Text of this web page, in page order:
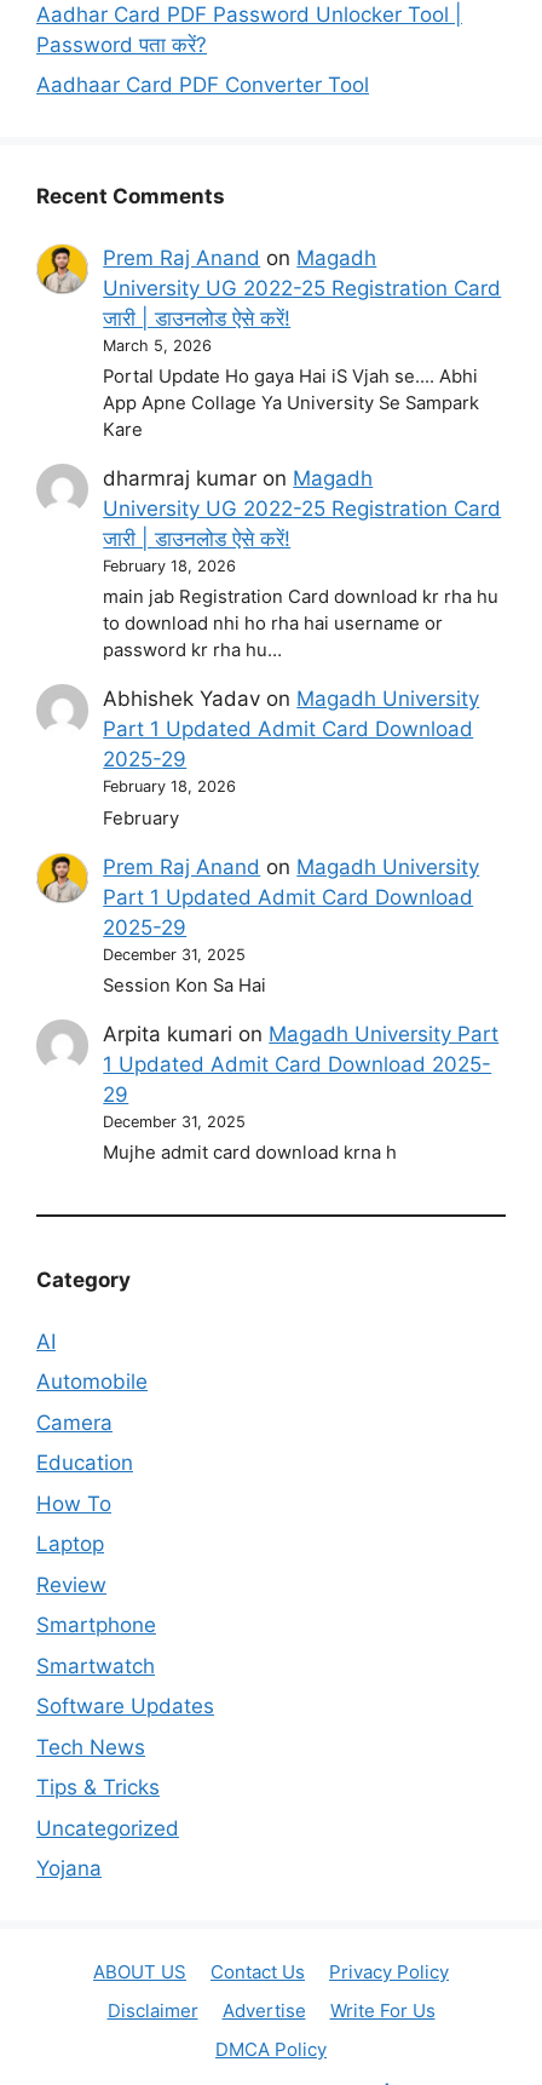
Aadhar Card PDF Password Unlocker Tool |
Password पता करें?
Aadhaar Card PDF Converter Tool
Recent Comments
Prem Raj Anand on Magadh
University UG 2022-25 Registration Card
जारी | डाउनलोड ऐसे करें!
March 5, 2026
Portal Update Ho gaya Hai iS Vjah se.... Abhi
App Apne Collage Ya University Se Sampark
Kare
dharmraj kumar on Magadh
University UG 2022-25 Registration Card
जारी | डाउनलोड ऐसे करें!
February 18, 2026
main jab Registration Card download kr rha hu
to download nhi ho rha hai username or
password kr rha hu…
Abhishek Yadav on Magadh University
Part 1 Updated Admit Card Download
2025-29
February 18, 2026
February
Prem Raj Anand on Magadh University
Part 1 Updated Admit Card Download
2025-29
December 31, 2025
Session Kon Sa Hai
Arpita kumari on Magadh University Part
1 Updated Admit Card Download 2025-
29
December 31, 2025
Mujhe admit card download krna h
Category
AI
Automobile
Camera
Education
How To
Laptop
Review
Smartphone
Smartwatch
Software Updates
Tech News
Tips & Tricks
Uncategorized
Yojana
ABOUT US Contact Us
Privacy Policy
Disclaimer
Advertise
Write For Us
DMCA Policy